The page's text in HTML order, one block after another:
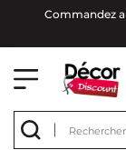
Commandez